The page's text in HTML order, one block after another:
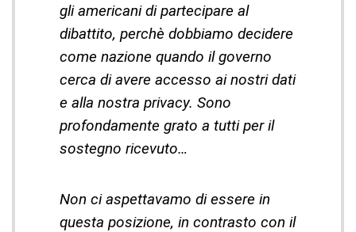
gli americani di partecipare al
dibattito, perchè dobbiamo decidere
come nazione quando il governo
cerca di avere accesso ai nostri dati
e alla nostra privacy. Sono
profondamente grato a tutti per il
sostegno ricevuto…
Non ci aspettavamo di essere in
questa posizione, in contrasto con il